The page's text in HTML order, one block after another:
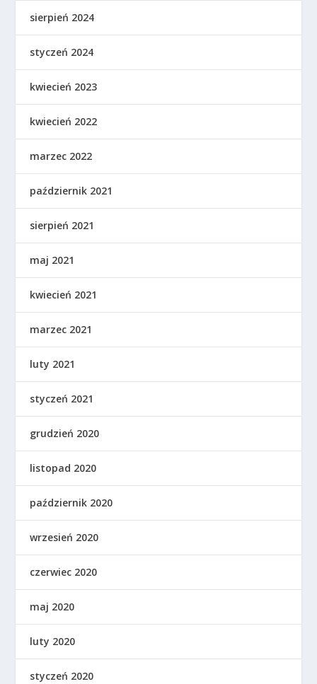
sierpień 2024
styczeń 2024
kwiecień 2023
kwiecień 2022
marzec 2022
październik 2021
sierpień 2021
maj 2021
kwiecień 2021
marzec 2021
luty 2021
styczeń 2021
grudzień 2020
listopad 2020
październik 2020
wrzesień 2020
czerwiec 2020
maj 2020
luty 2020
styczeń 2020